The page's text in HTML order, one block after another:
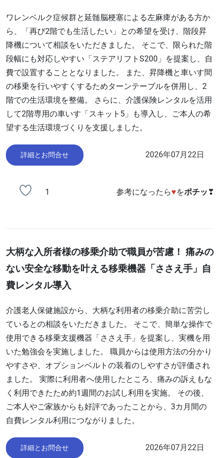
ワレンベルク症候群と延髄脳梗塞による左麻痺がある方か
ら、「再び2階でも生活したい」との希望を受け、階段昇
降機について相談をいただきました。 そこで、限られた階
段幅にも対応しやすい「ステアリフトS200」を提案し、自
費で設置することとなりました。 また、昇降機と車いす間
の移乗を行いやすくするためターンテーブルを併用し、2
階での生活環境を整備。 さらに、介護保険レンタルを活用
して2階専用の車いす「スキット5」も導入し、ご本人の希
望する生活環境づくりを支援しました。
詳細とお問合せ 2026年07月22日
1 参考になったら♥をポチッ ❣
大柄な入所者様の移乗介助で職員が苦慮！ 痛みの
ない安全な移動を叶える移乗機器「ささえ手」自
費レンタル導入
介護老人保健施設から、大柄な利用者の移乗介助に苦労し
ているとの相談をいただきました。 そこで、簡単な操作で
使用できる移乗支援機器「ささえ手」を提案し、実機を用
いた勉強会を実施しました。 職員からは使用方法の分かり
やすさや、オプションベルトの装着のしやすさが評価され
ました。 実際に利用者へ使用したところ、痛みの訴えもな
く利用できたため約1週間のお試し利用を実施。 その後、
ご本人やご家族からも好評であったことから、3カ月間の
自費レンタル利用につながりました。
詳細とお問合せ 2026年07月22日